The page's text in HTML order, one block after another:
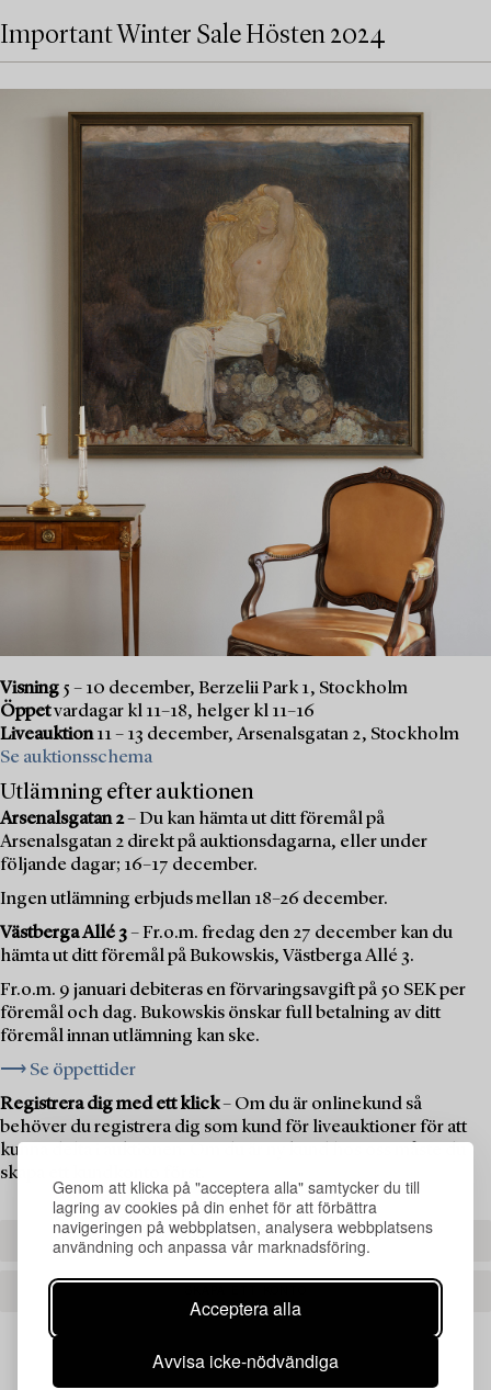
Genom att klicka på "acceptera alla" samtycker du till
lagring av cookies på din enhet för att förbättra
navigeringen på webbplatsen, analysera webbplatsens
användning och anpassa vår marknadsföring.
Acceptera alla
Avvisa icke-nödvändiga
Important Winter Sale Hösten 2024
Visning 5 – 10 december, Berzelii Park 1, Stockholm
Öppetvardagar kl 11–18, helger kl 11–16
Liveauktion11 – 13 december, Arsenalsgatan 2, Stockholm
Se auktionsschema
Utlämning efter auktionen
Arsenalsgatan 2– Du kan hämta ut ditt föremål på
Arsenalsgatan 2 direkt på auktionsdagarna, eller under
följande dagar; 16–17 december.
Ingen utlämning erbjuds mellan 18–26 december.
Västberga Allé 3– Fr.o.m. fredag den 27 december kan du
hämta ut ditt föremål på Bukowskis, Västberga Allé 3.
Fr.o.m. 9 januari debiteras en förvaringsavgift på 50 SEK per
föremål och dag. Bukowskis önskar full betalning av ditt
föremål innan utlämning kan ske.
⟶ Se öppettider
Registrera dig med ett klick– Om du är onlinekund så
behöver du registrera dig som kund för liveauktioner för att
kunna delta i auktionen. Om du är ny kund hos oss måste du
skapa ett kundkonto först.
REGISTRERA DIG